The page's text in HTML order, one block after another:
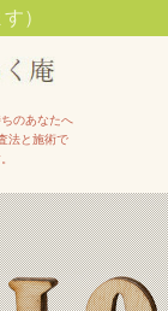
のあなたへ
法と施術で
）